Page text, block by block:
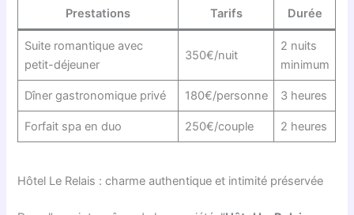
Prestations Tarifs Durée
Suite romantique avec
petit-déjeuner
350€/nuit
2 nuits
minimum
Dîner gastronomique privé 180€/personne 3 heures
Forfait spa en duo 250€/couple 2 heures
Hôtel Le Relais : charme authentique et intimité préservée